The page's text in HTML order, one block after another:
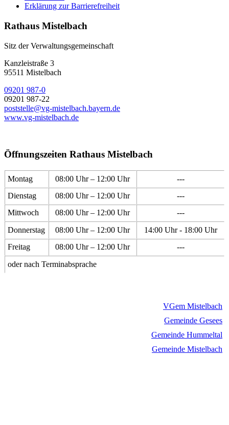
Erklärung zur Barrierefreiheit
Rathaus Mistelbach
Sitz der Verwaltungsgemeinschaft
Kanzleistraße 3
95511 Mistelbach
09201 987-0
09201 987-22
poststelle@vg-mistelbach.bayern.de
www.vg-mistelbach.de
Öffnungszeiten Rathaus Mistelbach
Montag 08:00 Uhr – 12:00 Uhr
---
Dienstag
08:00 Uhr – 12:00 Uhr
---
Mittwoch
08:00 Uhr – 12:00 Uhr
---
Donnerstag
08:00 Uhr – 12:00 Uhr
14:00 Uhr - 18:00 Uhr
Freitag
08:00 Uhr – 12:00 Uhr
---
oder nach Terminabsprache
VGem Mistelbach
Gemeinde Gesees
Gemeinde Hummeltal
Gemeinde Mistelbach